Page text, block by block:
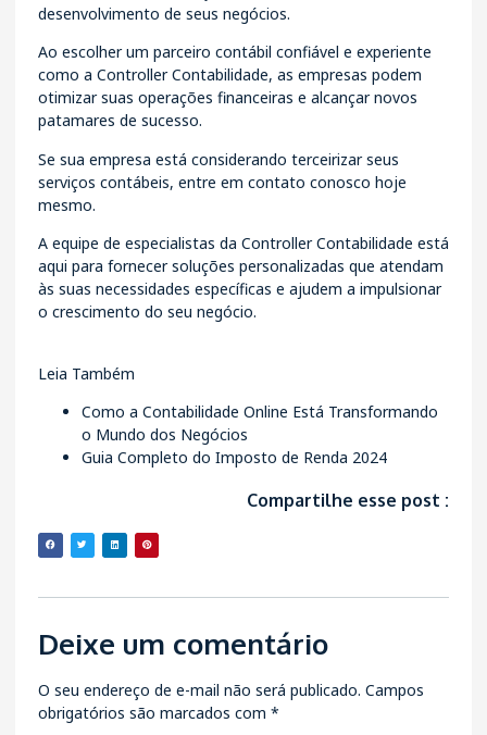
desenvolvimento de seus negócios.
Ao escolher um parceiro contábil confiável e experiente
como a Controller Contabilidade, as empresas podem
otimizar suas operações financeiras e alcançar novos
patamares de sucesso.
Se sua empresa está considerando terceirizar seus
serviços contábeis, entre em contato conosco hoje
mesmo.
A equipe de especialistas da Controller Contabilidade está
aqui para fornecer soluções personalizadas que atendam
às suas necessidades específicas e ajudem a impulsionar
o crescimento do seu negócio.
Leia Também
Como a Contabilidade Online Está Transformando
o Mundo dos Negócios
Guia Completo do Imposto de Renda 2024
Compartilhe esse post :
Deixe um comentário
O seu endereço de e-mail não será publicado. Campos
obrigatórios são marcados com *